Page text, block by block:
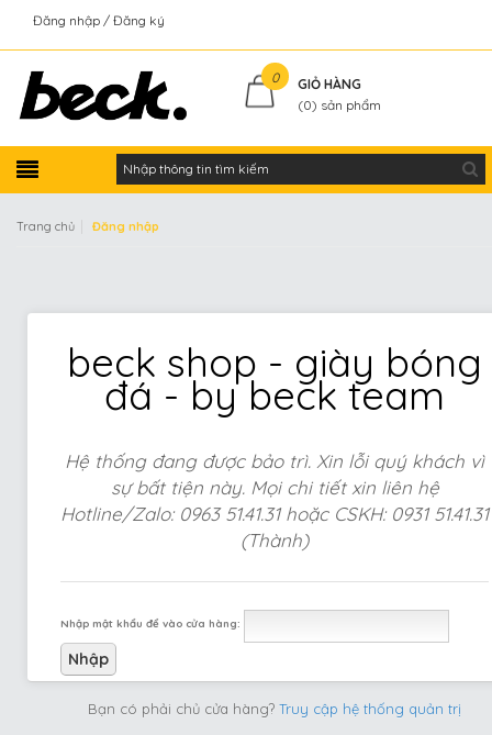
Đăng nhập Đăng ký
0
GIỎ HÀNG
(0) sản phẩm
Trang chủ Đăng nhập
beck shop - giày bóng
đá - by beck team
Hệ thống đang được bảo trì. Xin lỗi quý khách vì
sự bất tiện này. Mọi chi tiết xin liên hệ
Hotline/Zalo: 0963 51.41.31 hoặc CSKH: 0931 51.41.31
(Thành)
Nhập mật khẩu để vào cửa hàng:
Bạn có phải chủ cửa hàng? Truy cập hệ thống quản trị